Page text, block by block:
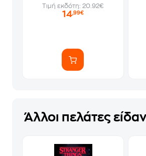
Τιμή εκδότη: 20.92€
14,99€
Άλλοι πελάτες